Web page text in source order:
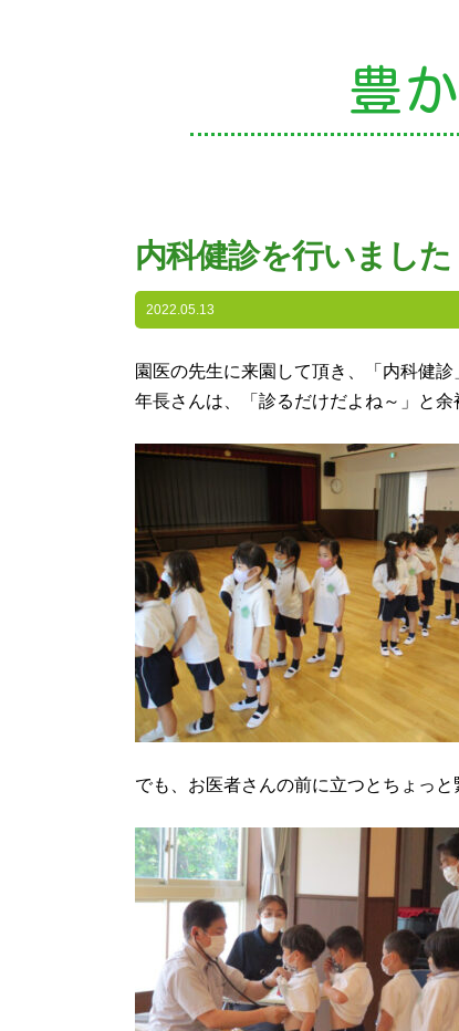
豊
内科健診を行いました
2022.05.13
園医の先生に来園して頂き、「内科健診
年長さんは、「診るだけだよね～」と余
でも、お医者さんの前に立つとちょっと